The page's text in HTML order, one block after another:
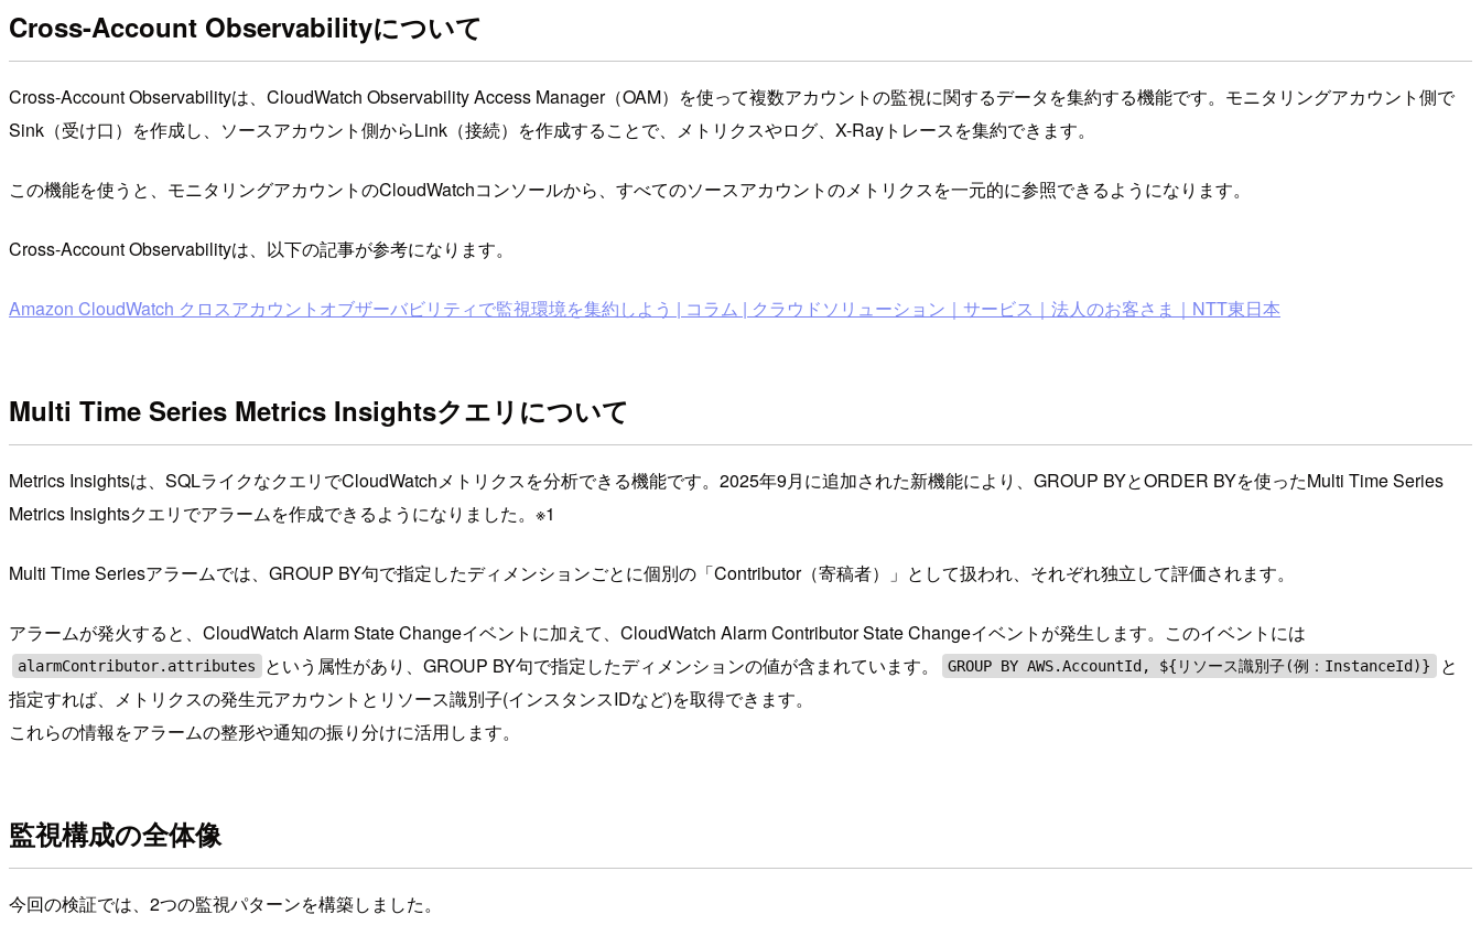
Cross-Account Observabilityについて
Cross-Account Observabilityは、CloudWatch Observability Access Manager（OAM）を使って複数アカウントの監視に関するデータを集約する機能です。モニタリングアカウント側で
Sink（受け口）を作成し、ソースアカウント側からLink（接続）を作成することで、メトリクスやログ、X-Rayトレースを集約できます。
この機能を使うと、モニタリングアカウントのCloudWatchコンソールから、すべてのソースアカウントのメトリクスを一元的に参照できるようになります。
Cross-Account Observabilityは、以下の記事が参考になります。
Amazon CloudWatch クロスアカウントオブザーバビリティで監視環境を集約しよう | コラム | クラウドソリューション｜サービス｜法人のお客さま｜NTT東日本
Multi Time Series Metrics Insightsクエリについて
Metrics Insightsは、SQLライクなクエリでCloudWatchメトリクスを分析できる機能です。2025年9月に追加された新機能により、GROUP BYとORDER BYを使ったMulti Time Series
Metrics Insightsクエリでアラームを作成できるようになりました。※1
Multi Time Seriesアラームでは、GROUP BY句で指定したディメンションごとに個別の「Contributor（寄稿者）」として扱われ、それぞれ独立して評価されます。
アラームが発火すると、CloudWatch Alarm State Changeイベントに加えて、CloudWatch Alarm Contributor State Changeイベントが発生します。このイベントには
alarmContributor.attributes という属性があり、GROUP BY句で指定したディメンションの値が含まれています。 GROUP BY AWS.AccountId, ${リソース識別子(例：InstanceId)}
と
指定すれば、メトリクスの発生元アカウントとリソース識別子(インスタンスIDなど)を取得できます。
これらの情報をアラームの整形や通知の振り分けに活用します。
監視構成の全体像
今回の検証では、2つの監視パターンを構築しました。